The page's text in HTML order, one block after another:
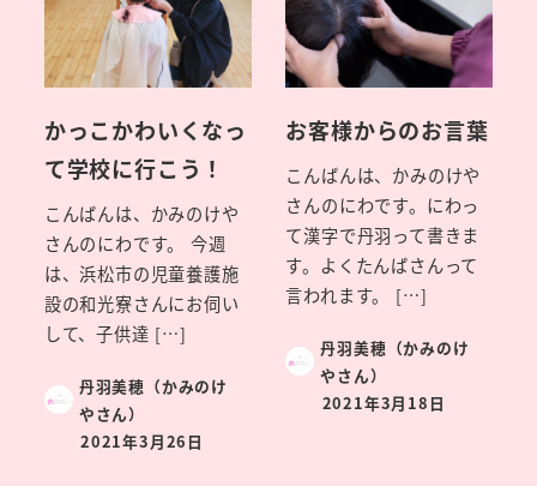
かっこかわいくなっ
て学校に行こう！
こんばんは、かみのけや
さんのにわです。 今週
は、浜松市の児童養護施
設の和光寮さんにお伺い
して、子供達 […]
丹羽美穂（かみのけ
やさん）
2021年3月26日
お客様からのお言葉
こんばんは、かみのけや
さんのにわです。にわっ
て漢字で丹羽って書きま
す。よくたんばさんって
言われます。 […]
丹羽美穂（かみのけ
やさん）
2021年3月18日